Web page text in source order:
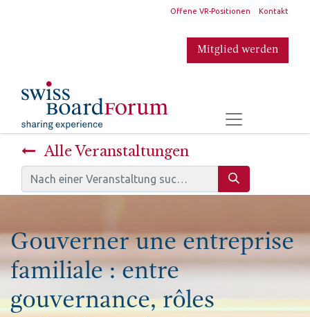
Offene VR-Positionen Kontakt
Mitglied werden
Alle Veranstaltungen
Gouverner une entreprise
familiale : entre
gouvernance, rôles